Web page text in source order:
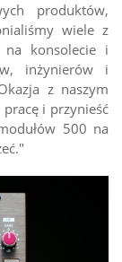
produktów,
wiele z
na konsolecie i
inżynierów i
z naszym
i przynieść
500 na